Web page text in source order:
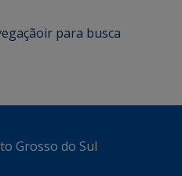
ir para busca
Grosso do Sul